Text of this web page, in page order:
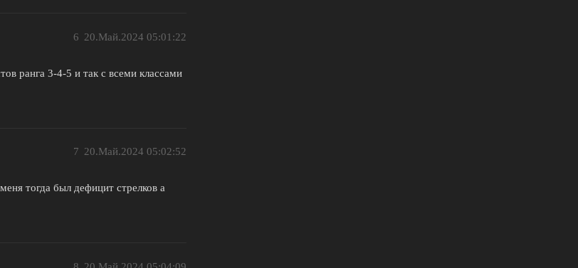
20.Май.2024 05:01:22
6
ранга 3-4-5 и так с всеми классами
20.Май.2024 05:02:52
7
тогда был дефицит стрелков а